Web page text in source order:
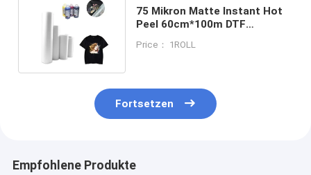
75 Mikron Matte Instant Hot
Peel 60cm*100m DTF
Price： 1ROLL
Fortsetzen
Empfohlene Produkte